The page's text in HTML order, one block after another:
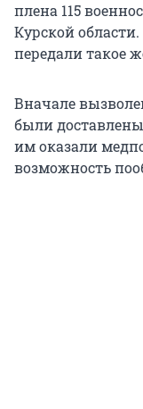
плена 115
Курской
передали такое
Вначале
были
им оказали
возможность